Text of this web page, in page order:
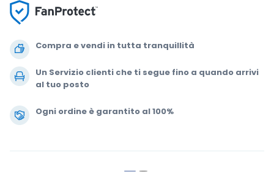
Compra e vendi in tutta tranquillità
Un Servizio clienti che ti segue fino a quando arrivi
al tuo posto
Ogni ordine è garantito al 100%